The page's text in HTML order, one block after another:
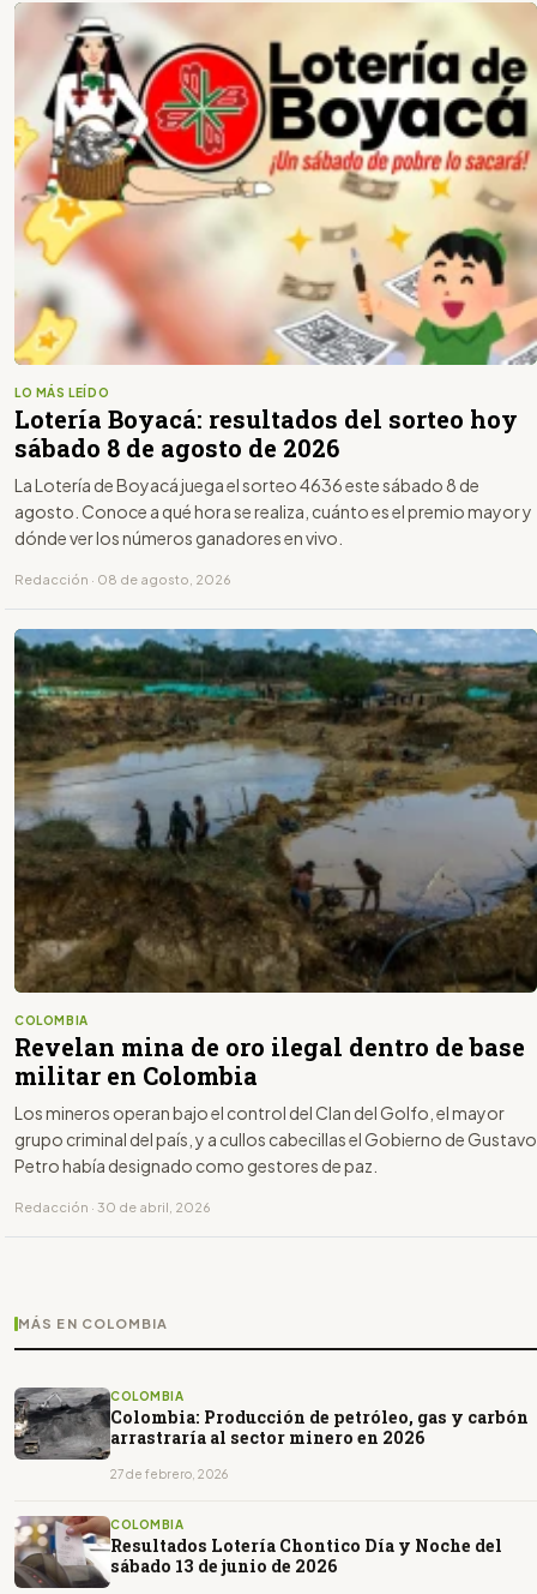
LO MÁS LEÍDO
Lotería Boyacá: resultados del sorteo hoy
sábado 8 de agosto de 2026
La Lotería de Boyacá juega el sorteo 4636 este sábado 8 de
agosto. Conoce a qué hora se realiza, cuánto es el premio mayor y
dónde ver los números ganadores en vivo.
Redacción · 08 de agosto, 2026
COLOMBIA
Revelan mina de oro ilegal dentro de base
militar en Colombia
Los mineros operan bajo el control del Clan del Golfo, el mayor
grupo criminal del país, y a cullos cabecillas el Gobierno de Gustavo
Petro había designado como gestores de paz.
Redacción · 30 de abril, 2026
MÁS EN COLOMBIA
COLOMBIA
Colombia: Producción de petróleo, gas y carbón
arrastraría al sector minero en 2026
27 de febrero, 2026
COLOMBIA
Resultados Lotería Chontico Día y Noche del
sábado 13 de junio de 2026